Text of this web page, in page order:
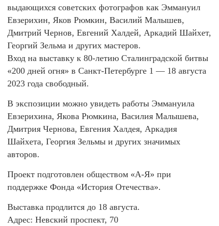
выдающихся советских фотографов как Эммануил
Евзерихин, Яков Рюмкин, Василий Малышев,
Дмитрий Чернов, Евгений Халдей, Аркадий Шайхет,
Георгий Зельма и других мастеров.
Вход на выставку к 80-летию Сталинградской битвы
«200 дней огня» в Санкт-Петербурге 1 — 18 августа
2023 года свободный.
В экспозиции можно увидеть работы Эммануила
Евзерихина, Якова Рюмкина, Василия Малышева,
Дмитрия Чернова, Евгения Халдея, Аркадия
Шайхета, Георгия Зельмы и других значимых
авторов.
Проект подготовлен обществом «А-Я» при
поддержке Фонда «История Отечества».
Выставка продлится до 18 августа.
Адрес: Невский проспект, 70